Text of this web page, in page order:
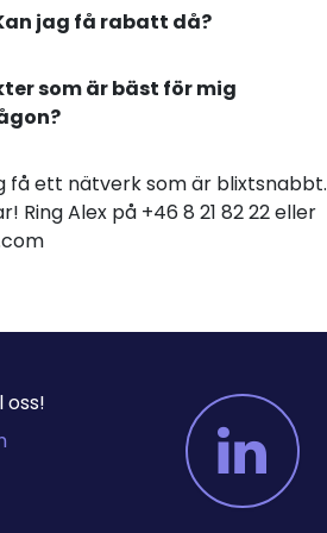
jag få rabatt då?
som är bäst för mig
få ett nätverk som är blixtsnabbt.
Ring Alex på +46 8 21 82 22 eller
oss!